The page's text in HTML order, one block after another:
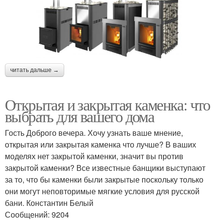
читать дальше →
Открытая и закрытая каменка: что
выбрать для вашего дома
Гость Доброго вечера. Хочу узнать ваше мнение,
открытая или закрытая каменка что лучше? В ваших
моделях нет закрытой каменки, значит вы против
закрытой каменки? Все известные банщики выступают
за то, что бы каменки были закрытые поскольку только
они могут неповторимые мягкие условия для русской
бани. Константин Белый
Сообщений: 9204